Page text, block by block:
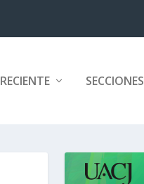
RECIENTE SECCIONES